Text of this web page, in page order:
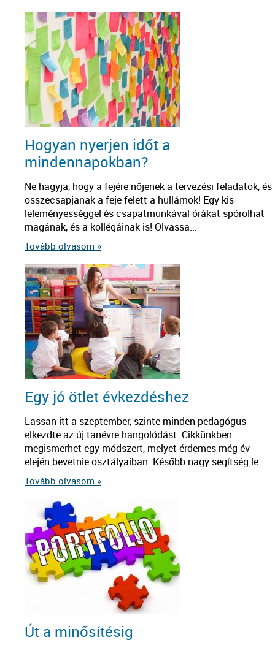
Hogyan nyerjen időt a
mindennapokban?
Ne hagyja, hogy a fejére nőjenek a tervezési feladatok, és
összecsapjanak a feje felett a hullámok! Egy kis
leleményességgel és csapatmunkával órákat spórolhat
magának, és a kollégáinak is! Olvassa...
Tovább olvasom »
Egy jó ötlet évkezdéshez
Lassan itt a szeptember, szinte minden pedagógus
elkezdte az új tanévre hangolódást. Cikkünkben
megismerhet egy módszert, melyet érdemes még év
elején bevetnie osztályaiban. Később nagy segítség le...
Tovább olvasom »
Út a minősítésig